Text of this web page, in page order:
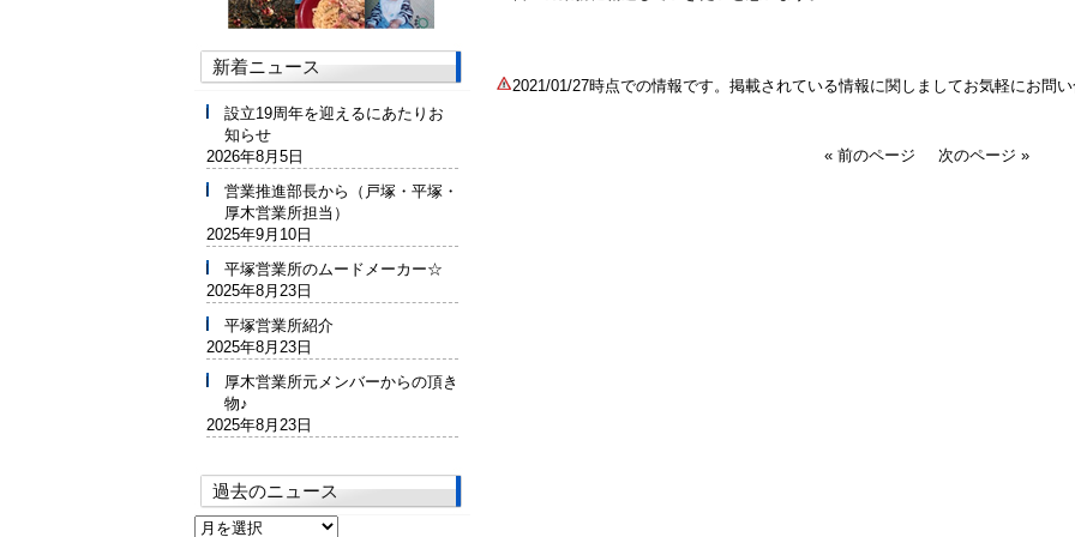
2021/01/27時点での情報です。掲載されている情報に関しましてお気軽にお問い
« 前のページ 次のページ »
新着ニュース
設立19周年を迎えるにあたりお
知らせ
2026年8月5日
営業推進部長から（戸塚・平塚・
厚木営業所担当）
2025年9月10日
平塚営業所のムードメーカー☆
2025年8月23日
平塚営業所紹介
2025年8月23日
厚木営業所元メンバーからの頂き
物♪
2025年8月23日
過去のニュース
過